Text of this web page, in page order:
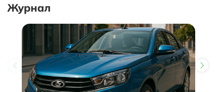
Журнал